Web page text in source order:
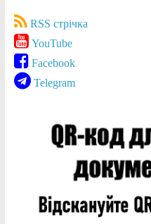
RSS стрічка
YouTube
Facebook
Telegram